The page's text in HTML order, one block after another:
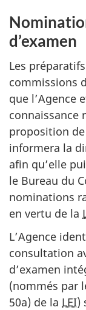
d’examen
Les
commissions
que l’Agence
connaissance
proposition
informera la
afin qu’elle
le Bureau du
nominations
en vertu de la
L’Agence
consultation
d’examen
(nommés par
50a) de la LEI)